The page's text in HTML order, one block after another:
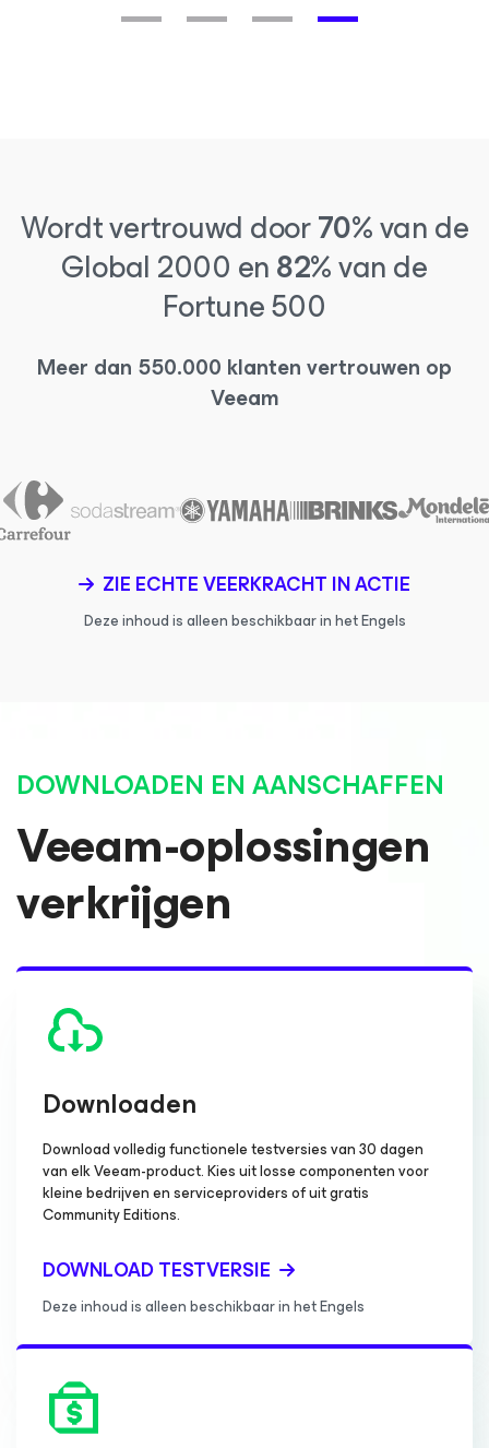
Wordt vertrouwd door70%van de
Global 2000 en82%van de
Fortune 500
Meer dan 550.000 klanten vertrouwen op
Veeam
ZIE ECHTE VEERKRACHT IN ACTIE
Deze inhoud is alleen beschikbaar in het Engels
DOWNLOADEN EN AANSCHAFFEN
Veeam-oplossingen
verkrijgen
Downloaden
Download volledig functionele testversies van 30 dagen
van elk Veeam-product. Kies uit losse componenten voor
kleine bedrijven en serviceproviders of uit gratis
Community Editions.
DOWNLOAD TESTVERSIE
Deze inhoud is alleen beschikbaar in het Engels